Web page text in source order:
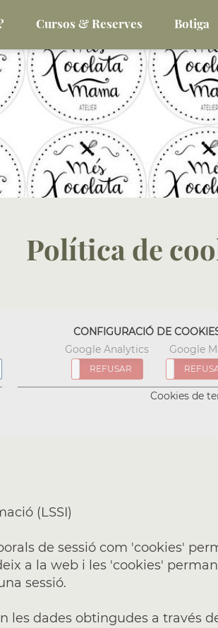
Cursos & Reserves Botiga
Política de
CONFIGURACIÓ DE
Google Analytics
REFUSAR
Google
ACCEPTAR
Cookies de
(LSSI)
de sessió com 'cookies'
a la web i les 'cookies'
sessió.
les dades obtingudes a través